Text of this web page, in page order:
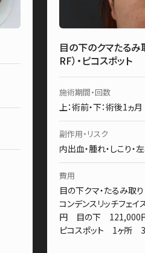
目の下のクマたるみ
RF）・ピコスポット
施術期間・回数
上：術前・下：術後1ヵ月
副作用・リスク
内出血・腫れ・しこり・
費用
目の下クマ・たるみ取
コンデンスリッチフェ
円 目の下 121,000
ピコスポット 1ヶ所